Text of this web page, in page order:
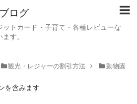
ログ
トカード・子育て・各種レビューな
す。
観光・レジャーの割引方法 動物園
を含みます